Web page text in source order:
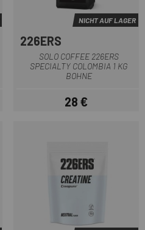
NICHT AUF LAGER
226ERS
SOLO COFFEE 226ERS
SPECIALTY COLOMBIA 1 KG
BOHNE
Preis
28 €